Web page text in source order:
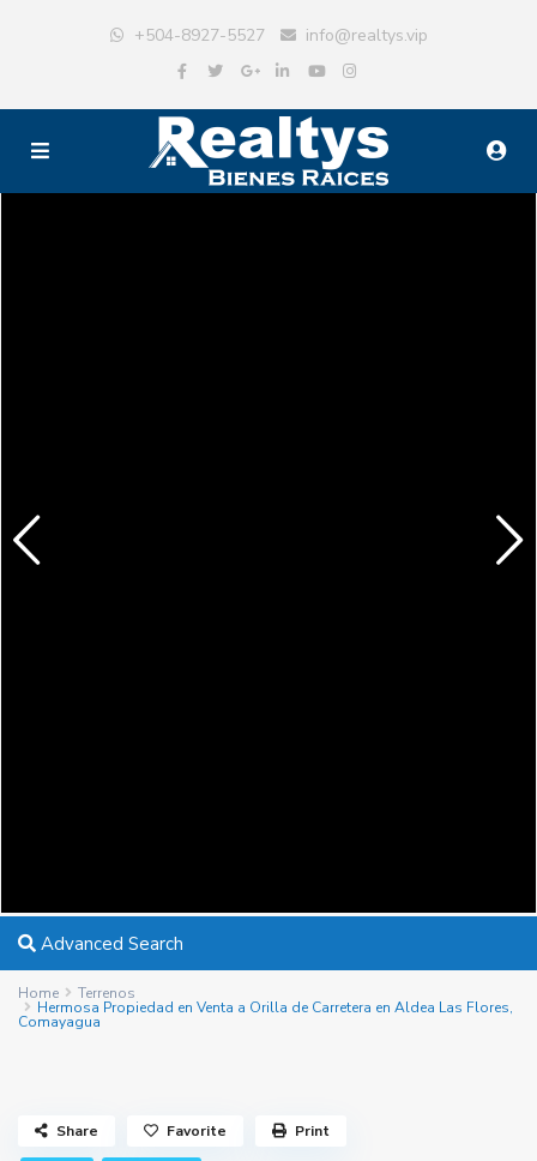
+504-8927-5527 info@realtys.vip
Advanced Search
Home Terrenos
Hermosa Propiedad en Venta a Orilla de Carretera en Aldea Las Flores,
Comayagua
Share Favorite Print